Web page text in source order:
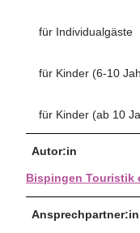
für Individualgäste
für Kinder (6-10
für Kinder (ab 10
Autor:in
Bispingen Touristik
Ansprechpartner:in